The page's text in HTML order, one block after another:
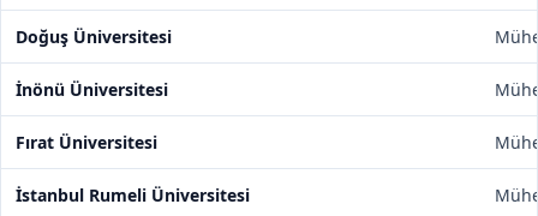
Doğuş Üniversitesi
İnönü Üniversitesi
Fırat Üniversitesi
İstanbul Rumeli Üniversitesi